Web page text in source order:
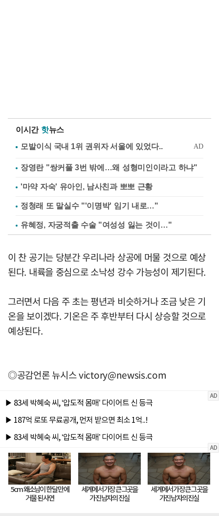
이시간 핫뉴스
장영란 "쌍커풀 3번 밖에…왜 성형미인이라고 하냐"
'마약 자숙' 유아인, 남사친과 뽀뽀 근황
정청래 또 말실수 "'이명박' 임기 내로…"
유혜정, 자궁적출 수술 "여성성 잃는 것이…"
이 찬 공기는 당분간 우리나라 상공에 머물 것으로 예상
된다. 내륙을 중심으로 소낙성 강수 가능성이 제기된다.
그러면서 다음 주 초는 평년과 비슷하거나 조금 낮은 기
온을 보이겠다. 기온은 주 후반부터 다시 상승할 것으로
예상된다.
◎공감언론 뉴시스victory@newsis.com